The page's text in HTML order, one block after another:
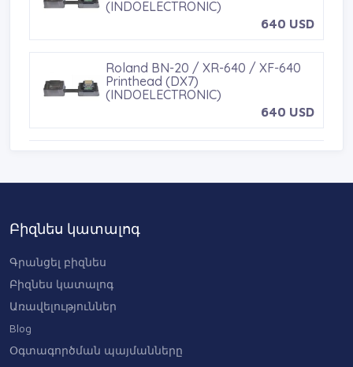
(INDOELECTRONIC)
640 USD
Roland BN-20 / XR-640 / XF-640
Printhead (DX7)
(INDOELECTRONIC)
640 USD
1100 USD
Բիզնես կատալոգ
Գրանցել բիզնես
Բիզնես կատալոգ
Առավելություններ
Blog
Օգտագործման պայմանները